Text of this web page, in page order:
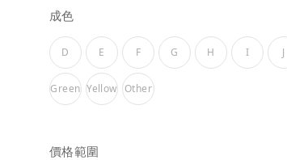
成色
D E F G H I J
Green Yellow Other
價格範圍